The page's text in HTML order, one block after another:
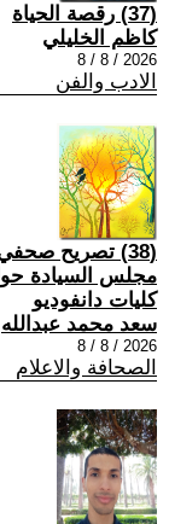
(37) رقصة الحياة
كاظم الخليلي
2026 / 8 / 8
الادب والفن
(38) تصريح
مجلس السيادة
كليات دانفوديو
سعد محمد عبدالله
2026 / 8 / 8
الصحافة والاعلام